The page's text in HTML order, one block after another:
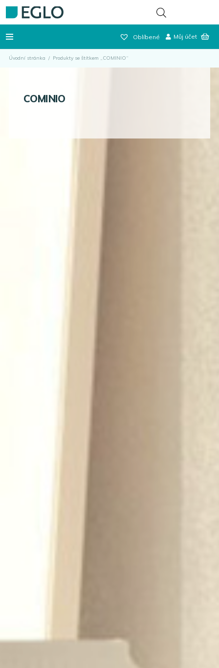
Oblíbené Můj účet
Úvodní stránka / Produkty se štítkem „COMINIO“
COMINIO